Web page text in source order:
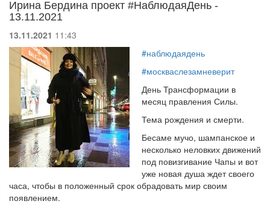
Ирина Бердина проект #НаблюдаяДень -
13.11.2021
13.11.2021 11:43
#наблюдаядень
#москваслезамневерит
День Трансформации в
месяц правления Силы.
Тема рождения и смерти.
Бесаме мучо, шампанское и
несколько неловких движений
под повизгивание Чапы и вот
уже новая душа ждет своего
часа, чтобы в положенный срок обрадовать мир своим
появлением.